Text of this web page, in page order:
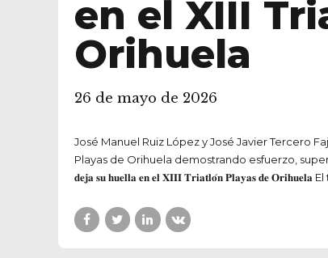
en el XIII
Orihuela
26 de mayo de 2026
José Manuel Ruiz López y José Javier Tercero
Playas de Orihuela demostrando esfuerzo,
𝐝𝐞𝐣𝐚 𝐬𝐮 𝐡𝐮𝐞𝐥𝐥𝐚 𝐞𝐧 𝐞𝐥 𝐗𝐈𝐈𝐈 𝐓𝐫𝐢𝐚𝐭𝐥𝐨́𝐧 𝐏𝐥𝐚𝐲𝐚𝐬 𝐝𝐞